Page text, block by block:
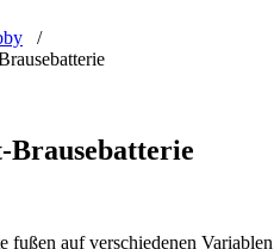
/
Brausebatterie
fußen auf verschiedenen